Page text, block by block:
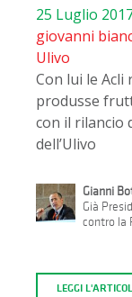
25 Luglio
giovanni
Ulivo
Con lui le
produsse
con il rilancio
dell’Ulivo
Gianni
Già
contro la
LEGGI